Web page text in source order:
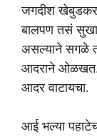
जगदीश खेबुडकर
बालपण तसं सुखा
असल्याने सगळे
आदराने ओळखत.
आदर वाटायचा.
आई भल्या